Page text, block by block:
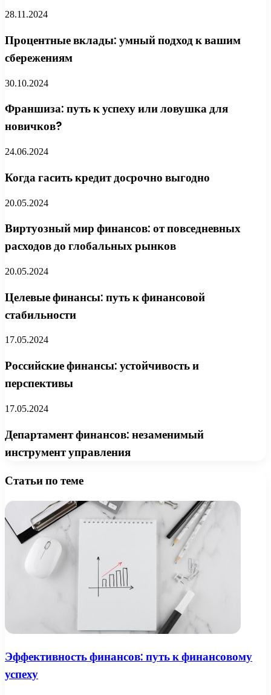
28.11.2024
Процентные вклады: умный подход к вашим
сбережениям
30.10.2024
Франшиза: путь к успеху или ловушка для
новичков?
24.06.2024
Когда гасить кредит досрочно выгодно
20.05.2024
Виртуозный мир финансов: от повседневных
расходов до глобальных рынков
20.05.2024
Целевые финансы: путь к финансовой
стабильности
17.05.2024
Российские финансы: устойчивость и
перспективы
17.05.2024
Департамент финансов: незаменимый
инструмент управления
Статьи по теме
Эффективность финансов: путь к финансовому
успеху